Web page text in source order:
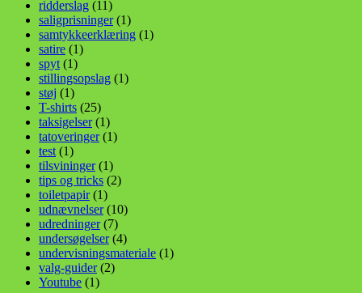
ridderslag (11)
saligprisninger(1)
samtykkeerklæring (1)
satire (1)
spyt (1)
stillingsopslag (1)
støj (1)
T-shirts (25)
taksigelser(1)
tatoveringer(1)
test (1)
tilsvininger(1)
tips og tricks (2)
toiletpapir(1)
udnævnelser(10)
udredninger(7)
undersøgelser(4)
undervisningsmateriale (1)
valg-guider(2)
Youtube (1)